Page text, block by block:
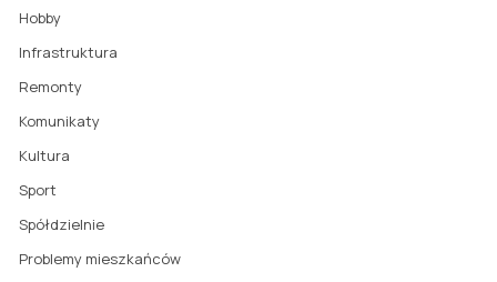
Hobby
Infrastruktura
Remonty
Komunikaty
Kultura
Sport
Spółdzielnie
Problemy mieszkańców